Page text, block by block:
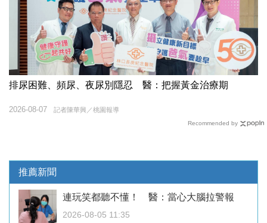
排尿困難、頻尿、夜尿別隱忍 醫：把握黃金治療期
記者陳華興／桃園報導
2026-08-07
Recommended by
推薦新聞
連玩笑都聽不懂！ 醫：當心大腦拉警報
2026-08-05 11:35